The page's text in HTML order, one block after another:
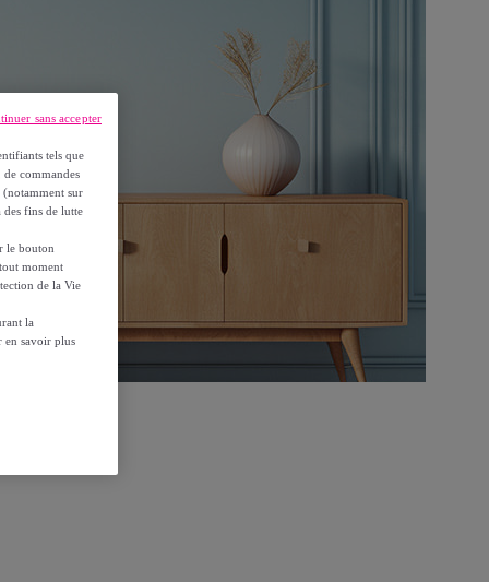
tels que
commandes
(notamment sur
des fins de lutte
le bouton
moment
de la Vie
la
en savoir plus
sans accepter